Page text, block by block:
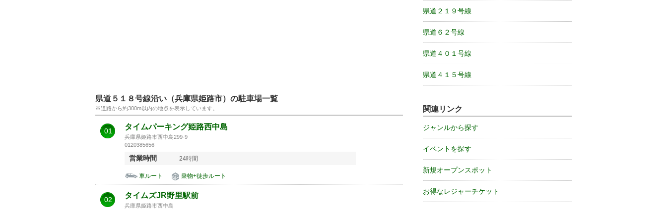
県道５１８号線沿い（兵庫県姫路市）の駐車場一覧
※道路から約300m以内の地点を表示しています。
01 タイムパーキング姫路西中島
兵庫県姫路市西中島299-9
0120385656
営業時間 24時間
車ルート 乗物+徒歩ルート
02 タイムズJR野里駅前
兵庫県姫路市西中島
県道２１９号線
県道６２号線
県道４０１号線
県道４１５号線
関連リンク
ジャンルから探す
イベントを探す
新規オープンスポット
お得なレジャーチケット